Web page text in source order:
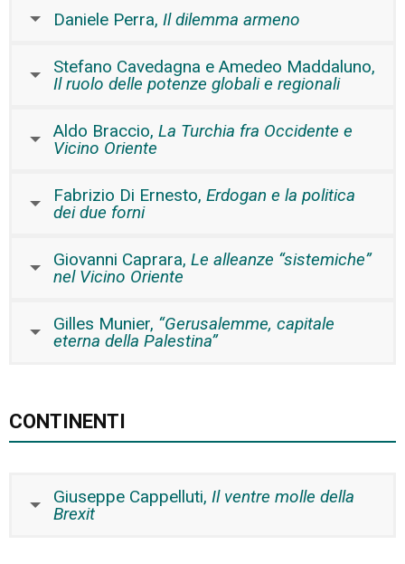
Daniele Perra, Il dilemma armeno
Stefano Cavedagna e Amedeo Maddaluno,
Il ruolo delle potenze globali e regionali
Aldo Braccio, La Turchia fra Occidente e
Vicino Oriente
Fabrizio Di Ernesto, Erdogan e la politica
dei due forni
Giovanni Caprara, Le alleanze “sistemiche”
nel Vicino Oriente
Gilles Munier, “Gerusalemme, capitale
eterna della Palestina”
CONTINENTI
Giuseppe Cappelluti, Il ventre molle della
Brexit